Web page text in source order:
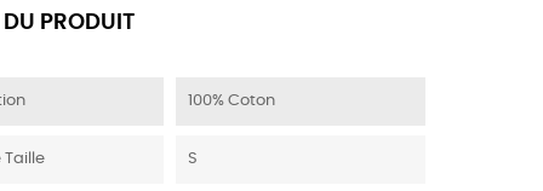
DU PRODUIT
100% Coton
Taille S